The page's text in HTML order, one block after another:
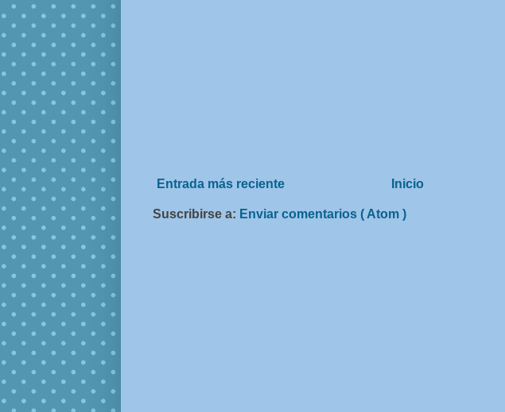
Entrada más reciente Inicio
Suscribirse a: Enviar comentarios ( Atom )